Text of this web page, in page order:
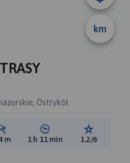
km
Ostrykół
Suma spadków:
m Średni czas potrzebny
1 h 11 min Ocena
1.2/6